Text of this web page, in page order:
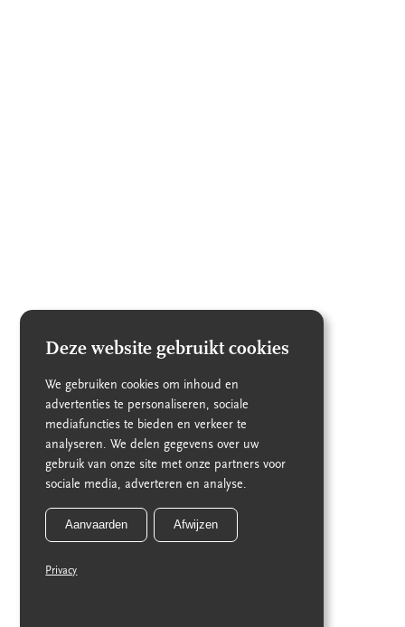
Deze website gebruikt cookies
We gebruiken cookies om inhoud en
advertenties te personaliseren, sociale
mediafuncties te bieden en verkeer te
analyseren. We delen gegevens over uw
gebruik van onze site met onze partners voor
sociale media, adverteren en analyse.
Aanvaarden Afwijzen
Privacy